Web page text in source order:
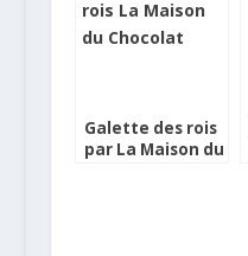
Galette des rois
par La Maison du